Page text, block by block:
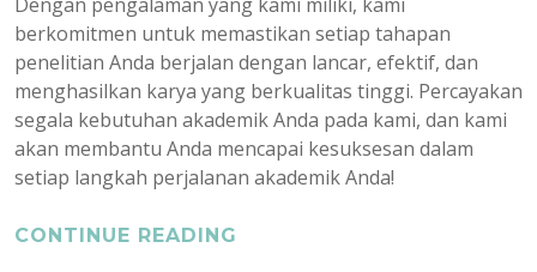
Dengan pengalaman yang kami miliki, kami
berkomitmen untuk memastikan setiap tahapan
penelitian Anda berjalan dengan lancar, efektif, dan
menghasilkan karya yang berkualitas tinggi. Percayakan
segala kebutuhan akademik Anda pada kami, dan kami
akan membantu Anda mencapai kesuksesan dalam
setiap langkah perjalanan akademik Anda!
CONTINUE READING